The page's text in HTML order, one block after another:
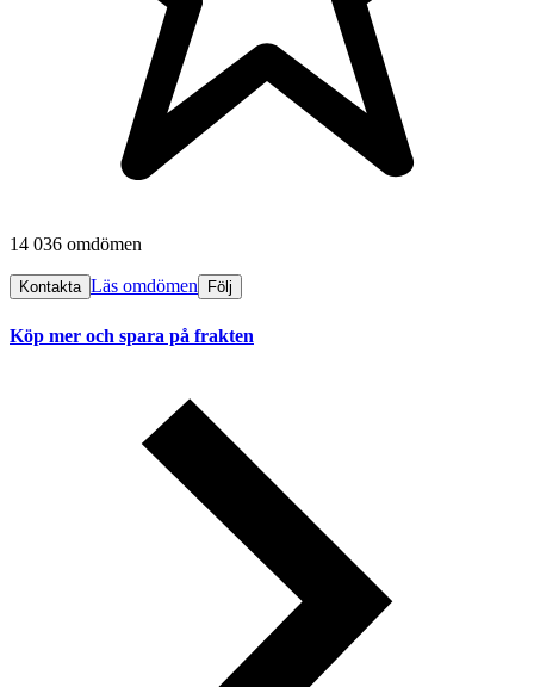
14 036 omdömen
Kontakta Läs omdömen Följ
Köp mer och spara på frakten